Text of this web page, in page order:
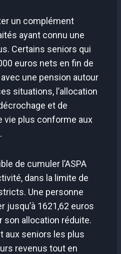
un complément
ayant connu une
Certains seniors qui
euros nets en fin de
une pension autour
situations, l’allocation
et de
vie plus conforme aux
de cumuler l’ASPA
dans la limite de
Une personne
jusqu’à 1621,62 euros
son allocation réduite.
aux seniors les plus
revenus tout en